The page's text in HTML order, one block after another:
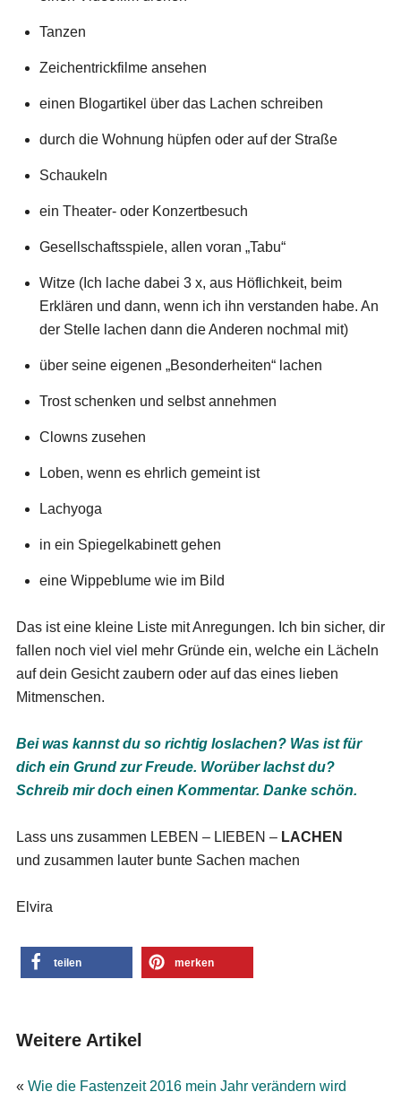
Tanzen
Zeichentrickfilme ansehen
einen Blogartikel über das Lachen schreiben
durch die Wohnung hüpfen oder auf der Straße
Schaukeln
ein Theater- oder Konzertbesuch
Gesellschaftsspiele, allen voran „Tabu“
Witze (Ich lache dabei 3 x, aus Höflichkeit, beim
Erklären und dann, wenn ich ihn verstanden habe. An
der Stelle lachen dann die Anderen nochmal mit)
über seine eigenen „Besonderheiten“ lachen
Trost schenken und selbst annehmen
Clowns zusehen
Loben, wenn es ehrlich gemeint ist
Lachyoga
in ein Spiegelkabinett gehen
eine Wippeblume wie im Bild
Das ist eine kleine Liste mit Anregungen. Ich bin sicher, dir
fallen noch viel viel mehr Gründe ein, welche ein Lächeln
auf dein Gesicht zaubern oder auf das eines lieben
Mitmenschen.
Bei was kannst du so richtig loslachen? Was ist für
dich ein Grund zur Freude. Worüber lachst du?
Schreib mir doch einen Kommentar. Danke schön.
Lass uns zusammen LEBEN – LIEBEN – LACHEN
und zusammen lauter bunte Sachen machen
Elvira
teilen merken
Weitere Artikel
« Wie die Fastenzeit 2016 mein Jahr verändern wird